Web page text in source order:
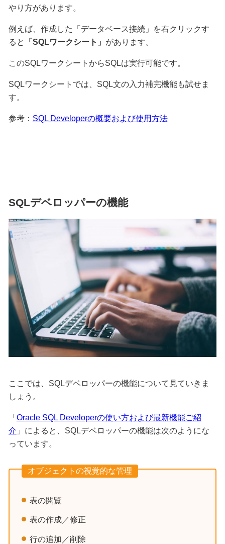
やり方があります。
例えば、作成した「データベース接続」を右クリックす
ると
「SQLワークシート」 があります。
このSQLワークシートからSQLは実行可能です。
SQLワークシートでは、SQL文の入力補完機能も試せま
す。
参考： SQL Developerの概要および使用方法
SQLデベロッパーの機能
ここでは、SQLデベロッパーの機能について見ていきま
しょう。
「 Oracle SQL Developerの使い方および最新機能ご紹
介 」によると、SQLデベロッパーの機能は次のようにな
っています。
オブジェクトの視覚的な管理
表の閲覧
表の作成／修正
行の追加／削除